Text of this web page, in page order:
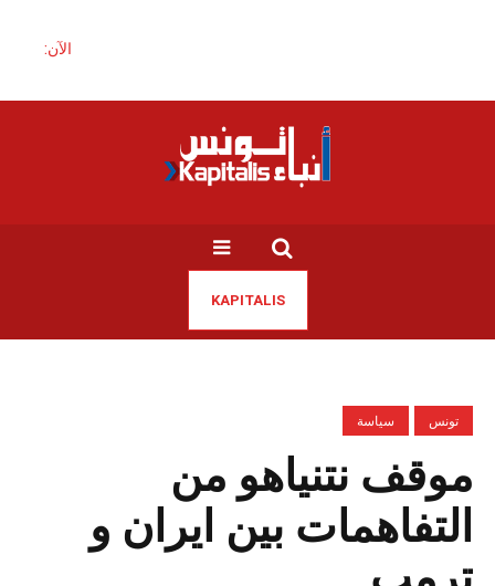
الآن:
KAPITALIS
تونس سياسة
موقف نتنياهو من
التفاهمات بين ايران و